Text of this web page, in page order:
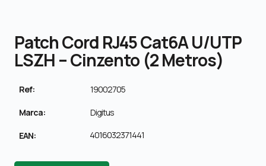
Patch Cord RJ45 Cat6A U/UTP
LSZH – Cinzento (2 Metros)
Ref: 19002705
Marca: Digitus
EAN: 4016032371441